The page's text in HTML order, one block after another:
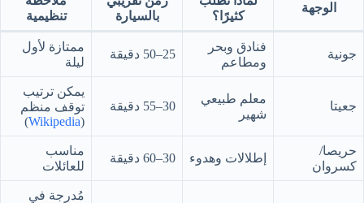
الوجهة
كثيرًا؟
بالسيارة
تنظيمية
جونية
فنادق وبحر
ومطاعم
25–50 دقيقة
ممتازة لأول
ليلة
جعيتا
معلم طبيعي
شهير
30–55 دقيقة
يمكن ترتيب
توقف منظم
(
Wikipedia
)
حريصا/
كسروان
إطلالات وهدوء 30–60 دقيقة
مناسب
للعائلات
مُدرجة في